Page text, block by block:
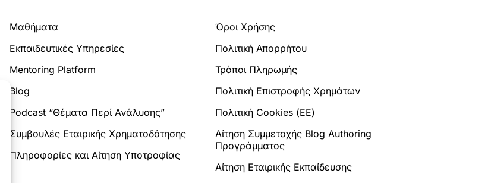
Μαθήματα
Εκπαιδευτικές Υπηρεσίες
Mentoring Platform
Blog
Podcast “Θέματα Περί Ανάλυσης”
Συμβουλές Εταιρικής Χρηματοδότησης
Πληροφορίες και Αίτηση Υποτροφίας
Όροι Χρήσης
Πολιτική Απορρήτου
Τρόποι Πληρωμής
Πολιτική Επιστροφής Χρημάτων
Πολιτική Cookies (ΕΕ)
Αίτηση Συμμετοχής Blog Authoring
Προγράμματος
Αίτηση Εταιρικής Εκπαίδευσης